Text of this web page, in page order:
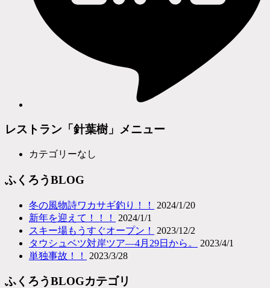
レストラン「針葉樹」メニュー
カテゴリーなし
ふくろうBLOG
冬の風物詩ワカサギ釣り！！
2024/1/20
新年を迎えて！！！
2024/1/1
スキー場もうすぐオープン！
2023/12/2
タウシュベツ対岸ツア―4月29日から。
2023/4/1
単独事故！！
2023/3/28
ふくろうBLOGカテゴリ